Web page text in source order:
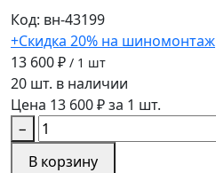
Код: вн-43199
+Скидка 20% на шиномонтаж
13 600 ₽ / 1 шт
20 шт. в наличии
Цена 13 600 ₽ за 1 шт.
−
В корзину